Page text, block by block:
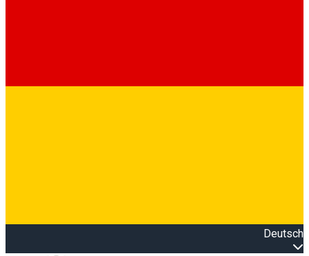
Deutsch